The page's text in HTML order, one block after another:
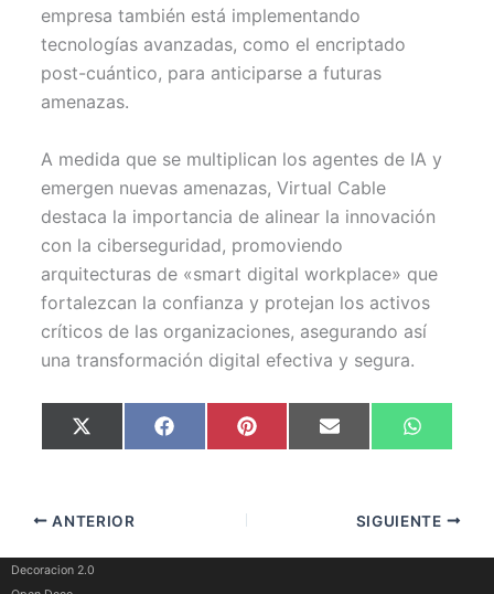
empresa también está implementando
tecnologías avanzadas, como el encriptado
post-cuántico, para anticiparse a futuras
amenazas.
A medida que se multiplican los agentes de IA y
emergen nuevas amenazas, Virtual Cable
destaca la importancia de alinear la innovación
con la ciberseguridad, promoviendo
arquitecturas de «smart digital workplace» que
fortalezcan la confianza y protejan los activos
críticos de las organizaciones, asegurando así
una transformación digital efectiva y segura.
Compartir
en
X
(
t
t
r
)
Compartir
en
F
a
Compartir
en
P
i
t
Compartir
en
E
m en
W
h
A
p
ANTERIOR SIGUIENTE
Decoracion 2.0